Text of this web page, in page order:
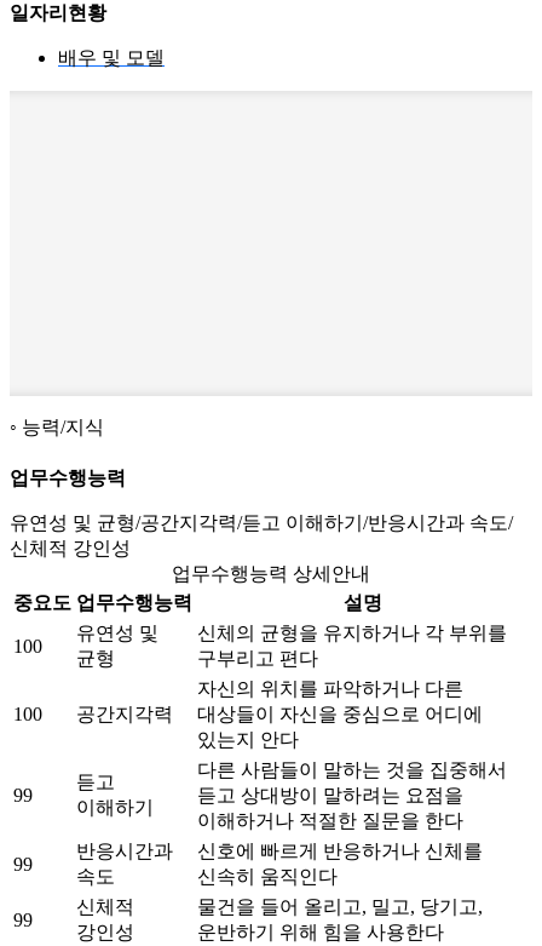
일자리현황
배우 및 모델
능력/지식
업무수행능력
유연성 및 균형/공간지각력/듣고 이해하기/반응시간과 속도/
신체적 강인성
업무수행능력 상세안내
중요도 업무수행능력 설명
100
유연성 및
균형
신체의 균형을 유지하거나 각 부위를
구부리고 편다
100 공간지각력
자신의 위치를 파악하거나 다른
대상들이 자신을 중심으로 어디에
있는지 안다
99
듣고
이해하기
다른 사람들이 말하는 것을 집중해서
듣고 상대방이 말하려는 요점을
이해하거나 적절한 질문을 한다
99
반응시간과
속도
신호에 빠르게 반응하거나 신체를
신속히 움직인다
99
신체적
강인성
물건을 들어 올리고, 밀고, 당기고,
운반하기 위해 힘을 사용한다